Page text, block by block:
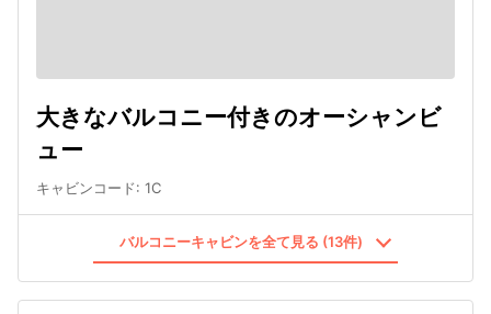
大きなバルコニー付きのオーシャンビ
ュー
キャビンコード: 1C
バルコニーキャビンを全て見る (13件)